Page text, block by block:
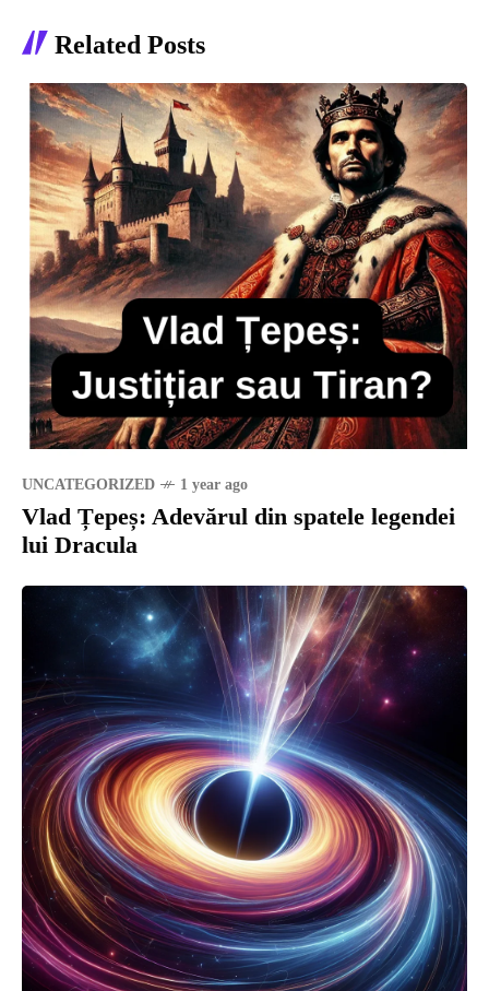
Related Posts
UNCATEGORIZED 1 year ago
Vlad Țepeș: Adevărul din spatele legendei
lui Dracula